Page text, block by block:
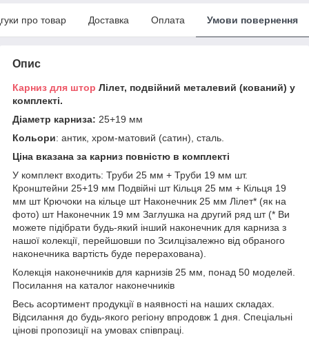
про товар Доставка Оплата Умови повернення
Опис
Карниз для штор Лілет, подвійний металевий (кований) у
комплекті.
Діаметр карниза: 25+19 мм
Кольори: антик, хром-матовий (сатин), сталь.
Ціна вказана за карниз повністю в комплекті
У комплект входить: Труби 25 мм + Труби 19 мм шт.
Кронштейни 25+19 мм Подвійні шт Кільця 25 мм + Кільця 19
мм шт Крючоки на кільце шт Наконечник 25 мм Лілет* (як на
фото) шт Наконечник 19 мм Заглушка на другий ряд шт (* Ви
можете підібрати будь-який інший наконечник для карниза з
нашої колекції, перейшовши по Зсилцізалежно від обраного
наконечника вартість буде перерахована).
Колекція наконечників для карнизів 25 мм, понад 50 моделей.
Посилання на каталог наконечників
Весь асортимент продукції в наявності на наших складах.
Відсилання до будь-якого регіону впродовж 1 дня. Спеціальні
цінові пропозиції на умовах співпраці.